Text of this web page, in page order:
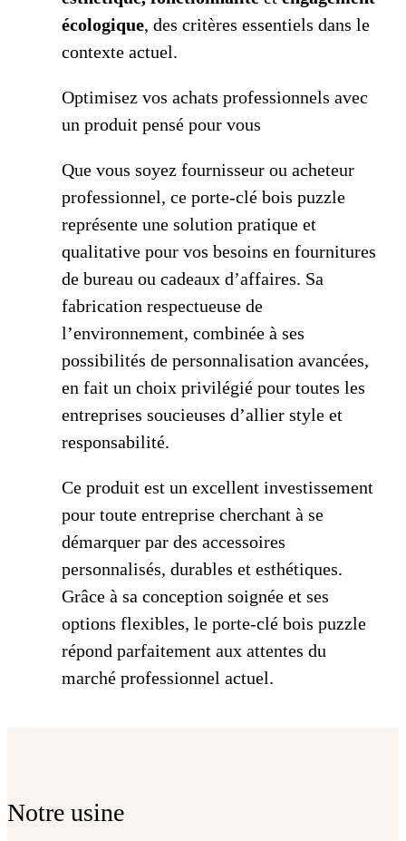
écologique, des critères essentiels dans le
contexte actuel.
Optimisez vos achats professionnels avec
un produit pensé pour vous
Que vous soyez fournisseur ou acheteur
professionnel, ce porte-clé bois puzzle
représente une solution pratique et
qualitative pour vos besoins en fournitures
de bureau ou cadeaux d’affaires. Sa
fabrication respectueuse de
l’environnement, combinée à ses
possibilités de personnalisation avancées,
en fait un choix privilégié pour toutes les
entreprises soucieuses d’allier style et
responsabilité.
Ce produit est un excellent investissement
pour toute entreprise cherchant à se
démarquer par des accessoires
personnalisés, durables et esthétiques.
Grâce à sa conception soignée et ses
options flexibles, le porte-clé bois puzzle
répond parfaitement aux attentes du
marché professionnel actuel.
Notre usine